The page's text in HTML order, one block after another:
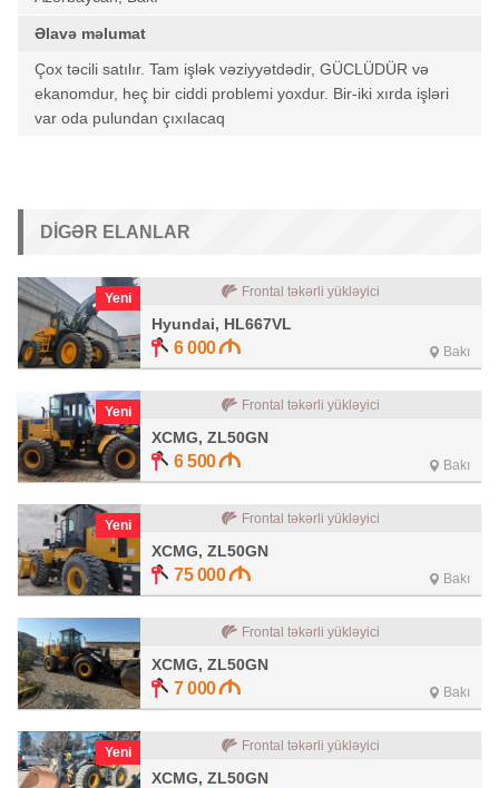
Əlavə məlumat
Çox təcili satılır. Tam işlək vəziyyətdədir, GÜCLÜDÜR və
ekanomdur, heç bir ciddi problemi yoxdur. Bir-iki xırda işləri
var oda pulundan çıxılacaq
DIGƏR ELANLAR
Yeni Frontal təkərli yükləyici
Hyundai, HL667VL
6 000 Bakı
Yeni Frontal təkərli yükləyici
XCMG, ZL50GN
6 500 Bakı
Yeni Frontal təkərli yükləyici
XCMG, ZL50GN
75 000 Bakı
Frontal təkərli yükləyici
XCMG, ZL50GN
7 000 Bakı
Yeni Frontal təkərli yükləyici
XCMG, ZL50GN